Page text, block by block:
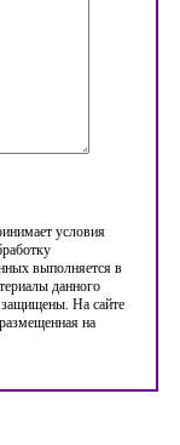
условия
выполняется в
данного
защищены. На сайте
на